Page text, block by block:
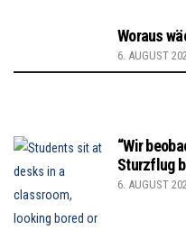
Woraus
6. AUGUST
“Wir
Sturzflug
6. AUGUST